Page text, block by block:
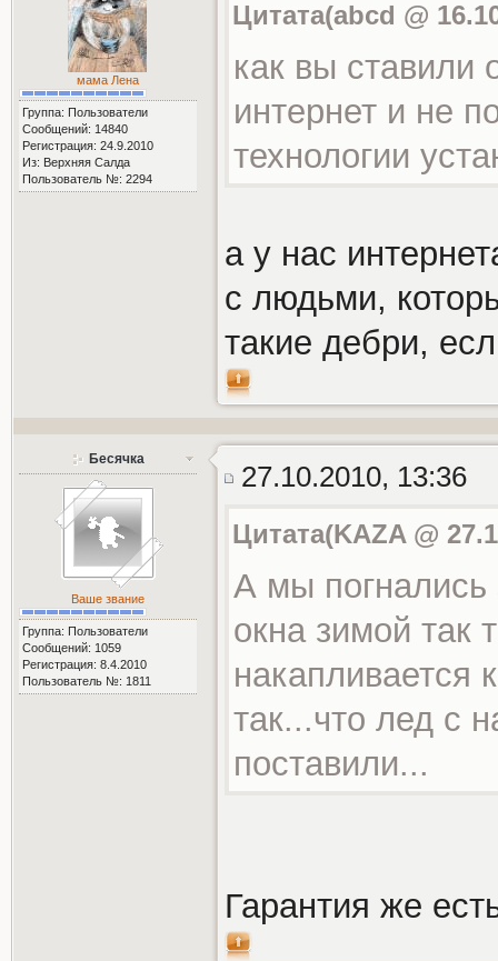
мама Лена
Группа: Пользователи
Сообщений: 14840
Регистрация: 24.9.2010
Из: Верхняя Салда
Пользователь №: 2294
Цитата(abcd @
как вы ставили
интернет и не
технологии
а у нас
с людьми,
такие дебри,
Бесячка
Ваше звание
Группа: Пользователи
Сообщений: 1059
Регистрация: 8.4.2010
Пользователь №: 1811
27.10.2010, 13:36
Цитата(KAZA @
А мы погнались
окна зимой так
накапливается
так...что лед с
поставили...
Гарантия же